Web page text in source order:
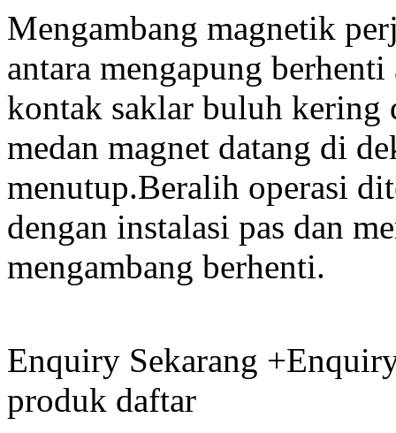
Mengambang magnetik
antara mengapung
kontak saklar buluh kering
medan magnet datang di
menutup.Beralih operasi
dengan instalasi pas dan
mengambang berhenti.
Enquiry Sekarang +
produk daftar